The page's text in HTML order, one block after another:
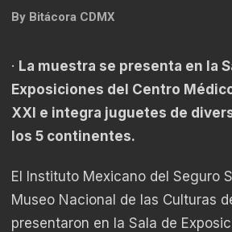
By Bitácora CDMX
· La muestra se presenta en la
Exposiciones del Centro
XXI e integra juguetes de
los 5 continentes.
El Instituto Mexicano del Seguro
Museo Nacional de las Culturas
presentaron en la Sala de